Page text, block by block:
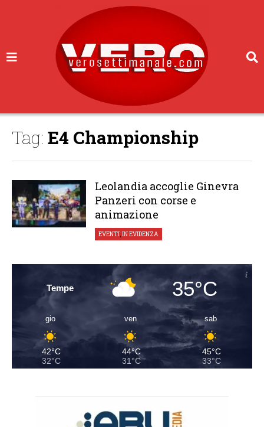
Tag: E4 Championship
Leolandia accoglie Ginevra
Panzeri con corse e
animazione
EVENTI,IN EVIDENZA
Tempe 35°C
gio
42°C
32°C
ven
44°C
31°C
sab
45°C
33°C